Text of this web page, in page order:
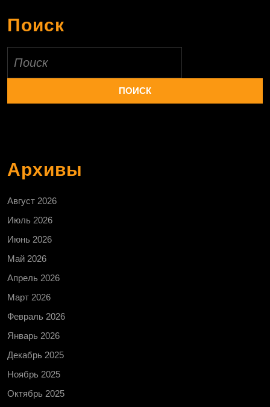
Поиск
Архивы
Август 2026
Июль 2026
Июнь 2026
Май 2026
Апрель 2026
Март 2026
Февраль 2026
Январь 2026
Декабрь 2025
Ноябрь 2025
Октябрь 2025